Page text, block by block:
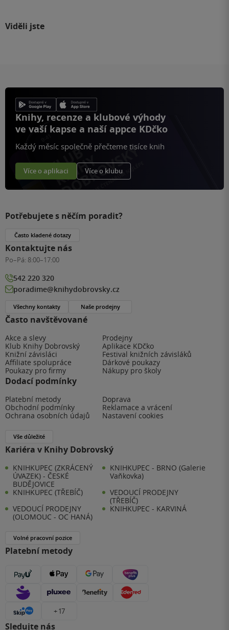
Viděli jste
Knihy, recenze a klubové výhody
ve vaší kapse a naší appce KDčko
Každý měsíc společně přečteme tisíce knih
Více o aplikaci Více o klubu
Často navštěvované
Akce a slevy
Prodejny
Klub Knihy Dobrovský
Aplikace KDčko
Knižní závisláci
Festival knižních závisláků
Affiliate spolupráce
Dárkové poukazy
Poukazy pro firmy
Nákupy pro školy
Dodací podmínky
Platební metody
Doprava
Obchodní podmínky
Reklamace a vrácení
Ochrana osobních údajů
Nastavení cookies
Vše důležité
Kariéra v Knihy Dobrovský
KNIHKUPEC (ZKRÁCENÝ
ÚVAZEK) - ČESKÉ
BUDĚJOVICE
KNIHKUPEC - BRNO (Galerie
Vaňkovka)
KNIHKUPEC (TŘEBÍČ)
VEDOUCÍ PRODEJNY
(TŘEBÍČ)
VEDOUCÍ PRODEJNY
(OLOMOUC - OC HANÁ)
KNIHKUPEC - KARVINÁ
Volné pracovní pozice
Platební metody
+ 17
Sledujte nás
Potřebujete s něčím poradit?
Často kladené dotazy
Kontaktujte nás
Po–Pá: 8:00–17:00
542 220 320
poradime@knihydobrovsky.cz
Všechny kontakty Naše prodejny